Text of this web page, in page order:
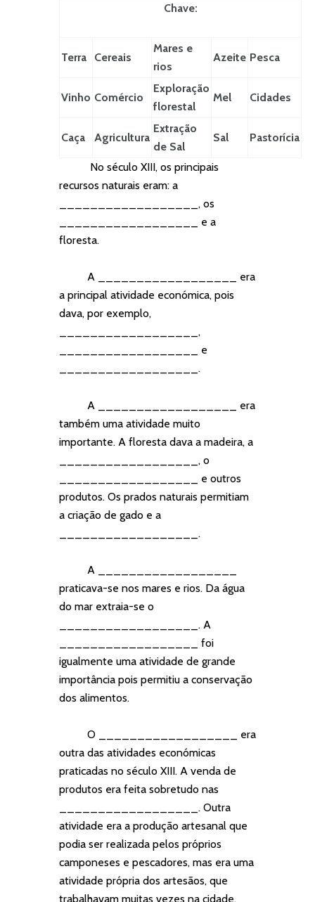
Chave:
Terra Cereais
Mares e
rios
Azeite Pesca
Vinho Comércio
Exploração
florestal
Mel Cidades
Caça Agricultura
Extração
de Sal
Sal Pastorícia
No século XIII, os principais
recursos naturais eram: a
__________________, os
__________________ e a
floresta.
A __________________ era
a principal atividade económica, pois
dava, por exemplo,
__________________,
__________________ e
__________________.
A __________________ era
também uma atividade muito
importante. A floresta dava a madeira, a
__________________, o
__________________ e outros
produtos. Os prados naturais permitiam
a criação de gado e a
__________________.
A __________________
praticava-se nos mares e rios. Da água
do mar extraia-se o
__________________. A
__________________ foi
igualmente uma atividade de grande
importância pois permitiu a conservação
dos alimentos.
O __________________ era
outra das atividades económicas
praticadas no século XIII. A venda de
produtos era feita sobretudo nas
__________________. Outra
atividade era a produção artesanal que
podia ser realizada pelos próprios
camponeses e pescadores, mas era uma
atividade própria dos artesãos, que
trabalhavam muitas vezes na cidade.